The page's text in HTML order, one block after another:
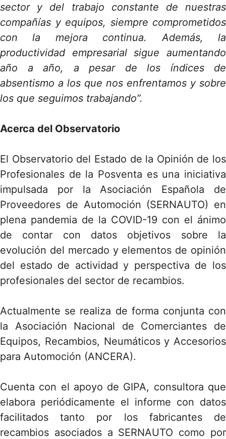
sector y del trabajo constante de nuestras
compañías y equipos, siempre comprometidos
con la mejora continua. Además, la
productividad empresarial sigue aumentando
año a año, a pesar de los índices de
absentismo a los que nos enfrentamos y sobre
los que seguimos trabajando”.
Acerca del Observatorio
El Observatorio del Estado de la Opinión de los
Profesionales de la Posventa es una iniciativa
impulsada por la Asociación Española de
Proveedores de Automoción (SERNAUTO) en
plena pandemia de la COVID-19 con el ánimo
de contar con datos objetivos sobre la
evolución del mercado y elementos de opinión
del estado de actividad y perspectiva de los
profesionales del sector de recambios.
Actualmente se realiza de forma conjunta con
la Asociación Nacional de Comerciantes de
Equipos, Recambios, Neumáticos y Accesorios
para Automoción (ANCERA).
Cuenta con el apoyo de GIPA, consultora que
elabora periódicamente el informe con datos
facilitados tanto por los fabricantes de
recambios asociados a SERNAUTO como por